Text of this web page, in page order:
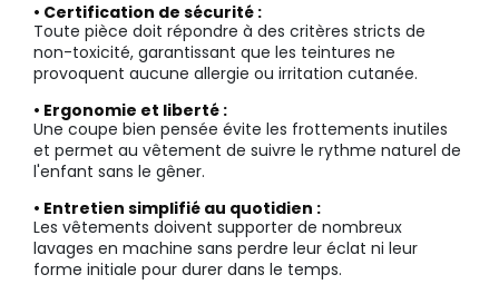
• Certification de sécurité :
Toute pièce doit répondre à des critères stricts de
non-toxicité, garantissant que les teintures ne
provoquent aucune allergie ou irritation cutanée.
• Ergonomie et liberté :
Une coupe bien pensée évite les frottements inutiles
et permet au vêtement de suivre le rythme naturel de
l'enfant sans le gêner.
• Entretien simplifié au quotidien :
Les vêtements doivent supporter de nombreux
lavages en machine sans perdre leur éclat ni leur
forme initiale pour durer dans le temps.